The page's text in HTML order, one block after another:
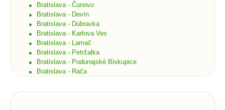
Bratislava - Čunovo
Bratislava - Devín
Bratislava - Dúbravka
Bratislava - Karlova Ves
Bratislava - Lamač
Bratislava - Petržalka
Bratislava - Podunajské Biskupice
Bratislava - Rača
Bratislava - Ružinov